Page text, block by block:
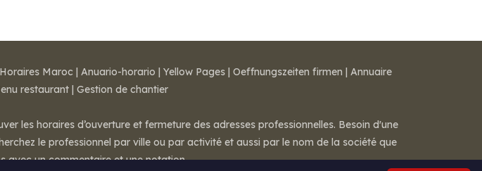
Horaires Maroc | Anuario-horario | Yellow Pages | Oeffnungszeiten firmen | Annuaire
restaurant | Gestion de chantier
les horaires d’ouverture et fermeture des adresses professionnelles. Besoin d'une
le professionnel par ville ou par activité et aussi par le nom de la société que
avec un commentaire et une notation.